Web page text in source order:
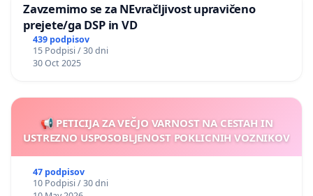
Zavzemimo se za NEvračljivost upravičeno
prejete/ga DSP in VD
439 podpisov
15 Podpisi / 30 dni
30 Oct 2025
📢 PETICIJA ZA VEČJO VARNOST NA CESTAH IN
USTREZNO USPOSOBLJENOST POKLICNIH VOZNIKOV
47 podpisov
10 Podpisi / 30 dni